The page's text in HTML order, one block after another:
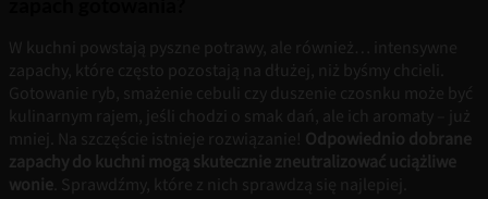
W kuchni powstają pyszne potrawy, ale również… intensywne
zapachy, które często pozostają na dłużej, niż byśmy chcieli.
Gotowanie ryb, smażenie cebuli czy duszenie czosnku może być
kulinarnym rajem, jeśli chodzi o smak dań, ale ich aromaty – już
mniej. Na szczęście istnieje rozwiązanie! Odpowiednio dobrane
zapachy do kuchni mogą skutecznie zneutralizować uciążliwe
wonie . Sprawdźmy, które z nich sprawdzą się najlepiej.